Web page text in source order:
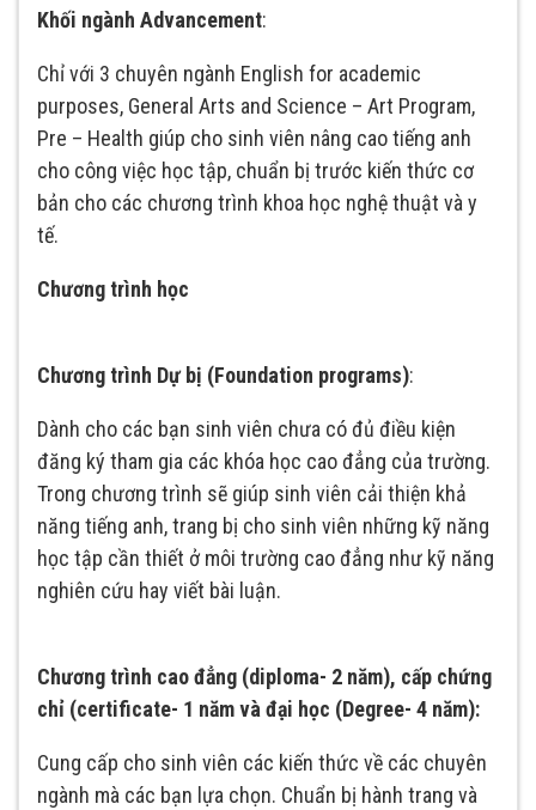
Khối ngành Advancement:
Chỉ với 3 chuyên ngành English for academic
purposes, General Arts and Science – Art Program,
Pre – Health giúp cho sinh viên nâng cao tiếng anh
cho công việc học tập, chuẩn bị trước kiến thức cơ
bản cho các chương trình khoa học nghệ thuật và y
tế.
Chương trình học
Chương trình Dự bị (Foundation programs):
Dành cho các bạn sinh viên chưa có đủ điều kiện
đăng ký tham gia các khóa học cao đẳng của trường.
Trong chương trình sẽ giúp sinh viên cải thiện khả
năng tiếng anh, trang bị cho sinh viên những kỹ năng
học tập cần thiết ở môi trường cao đẳng như kỹ năng
nghiên cứu hay viết bài luận.
Chương trình cao đẳng (diploma- 2 năm), cấp chứng
chỉ (certificate- 1 năm và đại học (Degree- 4 năm):
Cung cấp cho sinh viên các kiến thức về các chuyên
ngành mà các bạn lựa chọn. Chuẩn bị hành trang và